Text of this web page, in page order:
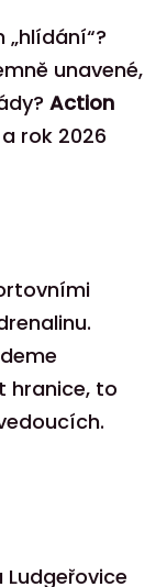
unavené,
Action
rok 2026
hranice, to
Ludgeřovice